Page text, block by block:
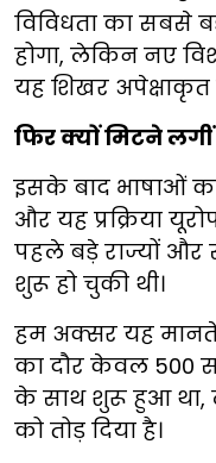
विविधता का सबसे
होगा, लेकिन नए
यह शिखर
फिर क्यों मिटने लगीं
इसके बाद भाषाओं
और यह प्रक्रिया
पहले बड़े राज्यों और
शुरू हो चुकी थी।
हम अक्सर यह
का दौर केवल 500
के साथ शुरू हुआ था,
को तोड़ दिया है।